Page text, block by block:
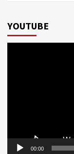
YOUTUBE
00:00